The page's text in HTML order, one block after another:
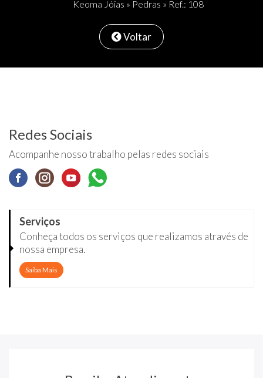
Keoma Jóias » Pedras » Ref.: 108
Voltar
Redes Sociais
Acompanhe nosso trabalho pelas redes sociais
Serviços
Conheça todos os serviços que realizamos através de
nossa empresa.
Saiba Mais